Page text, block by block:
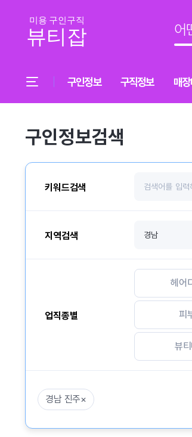
구인정보 구직정보 매
구인정보검색
키워드검색
지역검색
업직종별
헤어
피
뷰
경남 진주×